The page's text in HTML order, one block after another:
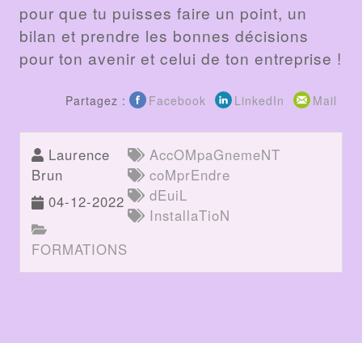
pour que tu puisses faire un point, un
bilan et prendre les bonnes décisions
pour ton avenir et celui de ton entreprise !
Partagez : Facebook LinkedIn Mail
Laurence
Brun
04-12-2022
FORMATIONS
AccOMpaGnemeNT
coMprEndre
dEuiL
InstallaTioN